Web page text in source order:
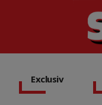
Exclusiv